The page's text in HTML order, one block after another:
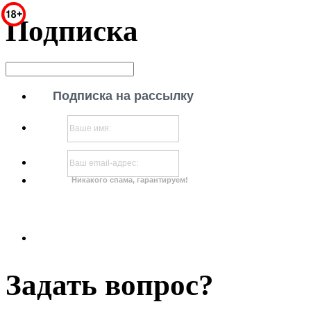
Подписка
Подписка на рассылку
Никакого спама, гарантируем!
Задать вопрос?